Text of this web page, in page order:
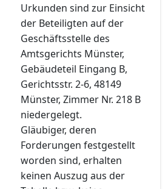
Urkunden sind zur Einsicht
der Beteiligten auf der
Geschäftsstelle des
Amtsgerichts Münster,
Gebäudeteil Eingang B,
Gerichtsstr. 2-6, 48149
Münster, Zimmer Nr. 218 B
niedergelegt.
Gläubiger, deren
Forderungen festgestellt
worden sind, erhalten
keinen Auszug aus der